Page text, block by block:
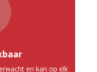
en kan op elk